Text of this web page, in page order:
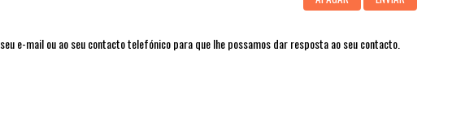
e-mail ou ao seu contacto telefónico para que lhe possamos dar resposta ao seu contacto.